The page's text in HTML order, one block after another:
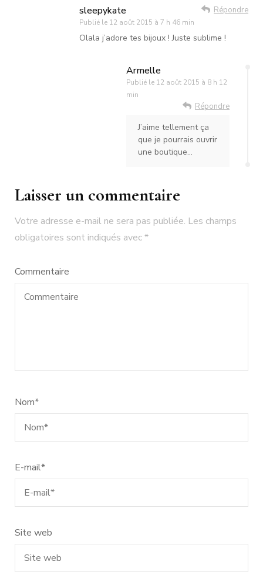
sleepykate
Publié le 12 août 2015 à 7 h 46 min
Répondre
Olala j’adore tes bijoux ! Juste sublime !
Armelle
Publié le 12 août 2015 à 8 h 12
min
Répondre
J’aime tellement ça
que je pourrais ouvrir
une boutique…
Laisser un commentaire
Votre adresse e-mail ne sera pas publiée. Les champs
obligatoires sont indiqués avec*
Commentaire
Nom*
E-mail*
Site web